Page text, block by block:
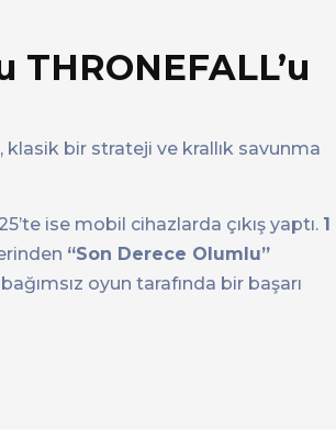
, klasik bir strateji ve krallık savunma
ise mobil cihazlarda çıkış yaptı. 1
“Son Derece Olumlu”
oyun tarafında bir başarı